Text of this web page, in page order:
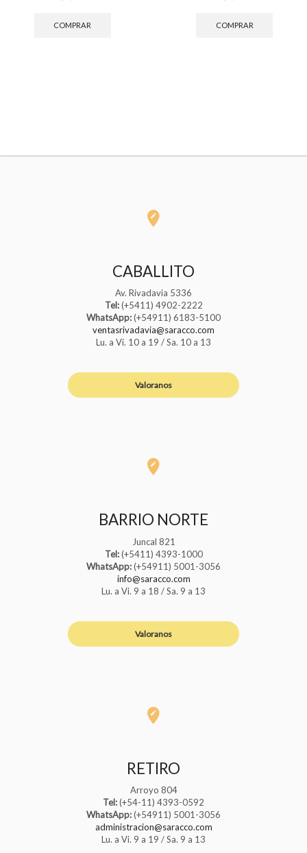
COMPRAR COMPRAR
CABALLITO
Av. Rivadavia 5336
Tel:(+5411) 4902-2222
WhatsApp:(+54911) 6183-5100
ventasrivadavia@saracco.com
Lu. a Vi. 10 a 19 / Sa. 10 a 13
Valoranos
BARRIO NORTE
Juncal 821
Tel:(+5411) 4393-1000
WhatsApp:(+54911) 5001-3056
info@saracco.com
Lu. a Vi. 9 a 18 / Sa. 9 a 13
Valoranos
RETIRO
Arroyo 804
Tel:(+54-11) 4393-0592
WhatsApp:(+54911) 5001-3056
administracion@saracco.com
Lu. a Vi. 9 a 19 / Sa. 9 a 13